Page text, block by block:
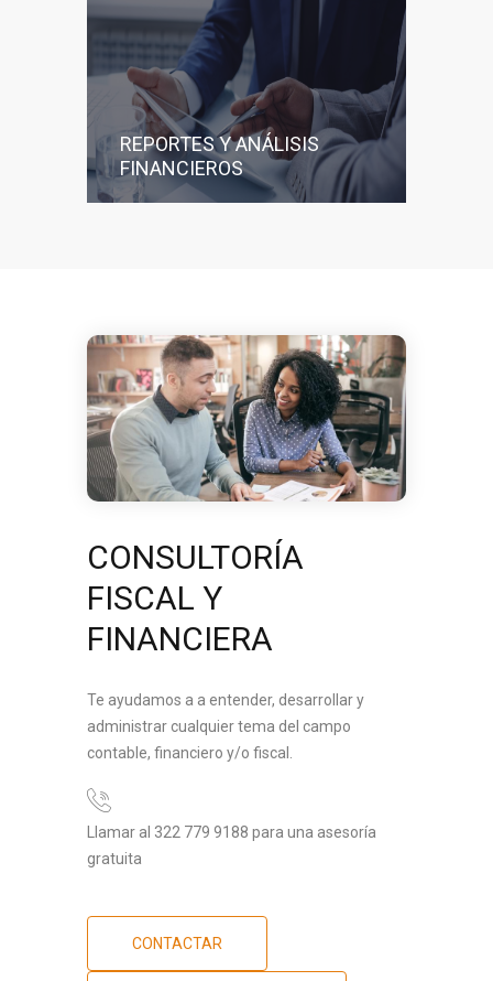
REPORTES Y ANÁLISIS
FINANCIEROS
CONSULTORÍA
FISCAL Y
FINANCIERA
Te ayudamos a a entender, desarrollar y
administrar cualquier tema del campo
contable, financiero y/o fiscal.
Llamar al 322 779 9188 para una asesoría
gratuita
CONTACTAR